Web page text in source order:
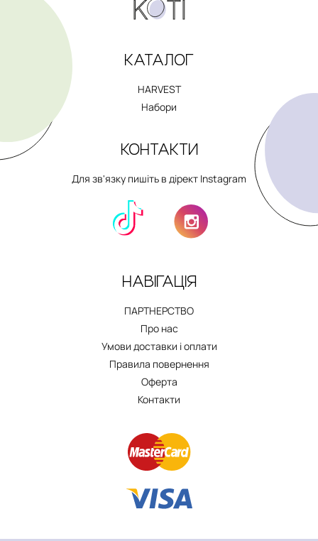
КАТАЛОГ
HARVEST
Набори
НАВІГАЦІЯ
ПАРТНЕРСТВО
Про нас
Умови доставки і оплати
Правила повернення
Оферта
Контакти
КОНТАКТИ
Для зв'язку пишіть в дірект Instagram